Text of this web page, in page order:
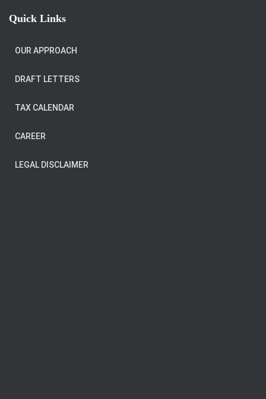
Quick Links
OUR APPROACH
DRAFT LETTERS
TAX CALENDAR
CAREER
LEGAL DISCLAIMER